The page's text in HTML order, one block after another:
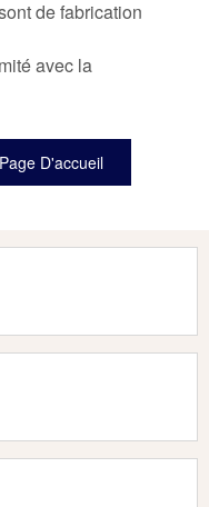
de fabrication
avec la